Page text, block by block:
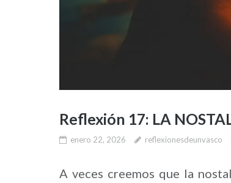
Reflexión 17: LA
enero 22, 2026 reflexionesdeunvasco
A veces creemos que la